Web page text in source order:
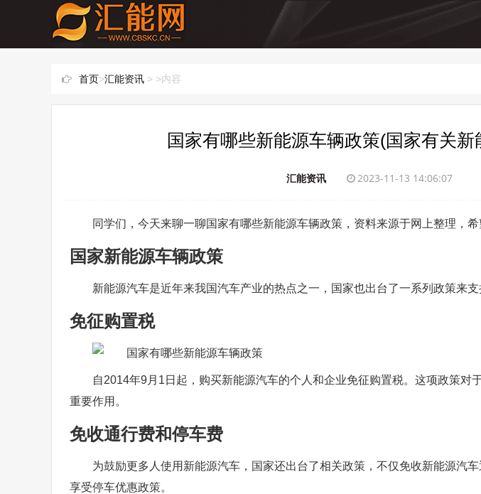
首页>汇能资讯 > >内容
国家有哪些新能源车辆政策(国家有关新
汇能资讯 2023-11-13 14:06:07
同学们，今天来聊一聊国家有哪些新能源车辆政策，资料来源于网上整理，希
国家新能源车辆政策
新能源汽车是近年来我国汽车产业的热点之一，国家也出台了一系列政策来支
免征购置税
自2014年9月1日起，购买新能源汽车的个人和企业免征购置税。这项政策对
重要作用。
免收通行费和停车费
为鼓励更多人使用新能源汽车，国家还出台了相关政策，不仅免收新能源汽
享受停车优惠政策。